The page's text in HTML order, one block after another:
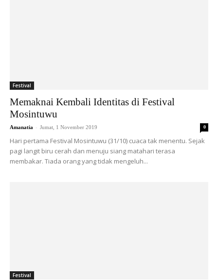
Festival
Memaknai Kembali Identitas di Festival
Mosintuwu
Amanatia - Jumat, 1 November 2019 0
Hari pertama Festival Mosintuwu (31/10) cuaca tak menentu. Sejak
pagi langit biru cerah dan menuju siang matahari terasa
membakar. Tiada orang yang tidak mengeluh...
Festival